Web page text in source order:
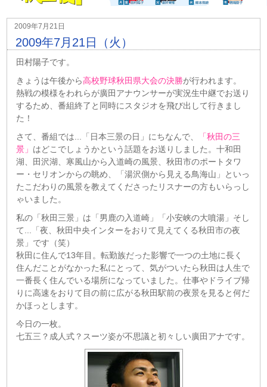
2009年7月21日
2009年7月21日（火）
田村陽子です。
きょうは午後から高校野球秋田県大会の決勝が行われます。
熱戦の模様をわれらが廣田アナウンサーが実況生中継でお送り
するため、番組終了と同時にスタジオを飛び出して行きまし
た！
さて、番組では...「日本三景の日」にちなんで、
「秋田の三
景」 はどこでしょうかという話題をお送りしました。十和田
湖、田沢湖、寒風山から入道崎の風景、秋田市のポートタワ
ー・セリオンからの眺め、「湯沢側から見える鳥海山」といっ
たこだわりの風景を教えてくださったリスナーの方もいらっし
ゃいました。
私の「秋田三景」は「男鹿の入道崎」「小安峡の大噴湯」そし
て...「夜、秋田中央インターをおりて見えてくる秋田市の夜
景」です（笑）
秋田に住んで13年目。転勤族だった影響で一つの土地に長く
住んだことがなかった私にとって、気がついたら秋田は人生で
一番長く住んでいる場所になっていました。仕事やドライブ帰
りに高速をおりて目の前に広がる秋田駅前の夜景を見ると何だ
かほっとします。
今日の一枚。
七五三？成人式？スーツ姿が不思議と初々しい廣田アナです。